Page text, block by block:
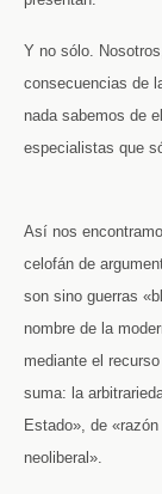
Y no sólo.
consecuencias de
nada sabemos de
especialistas que
Así nos
celofán de
son sino guerras
nombre de la
mediante el
suma: la
Estado», de
neoliberal».